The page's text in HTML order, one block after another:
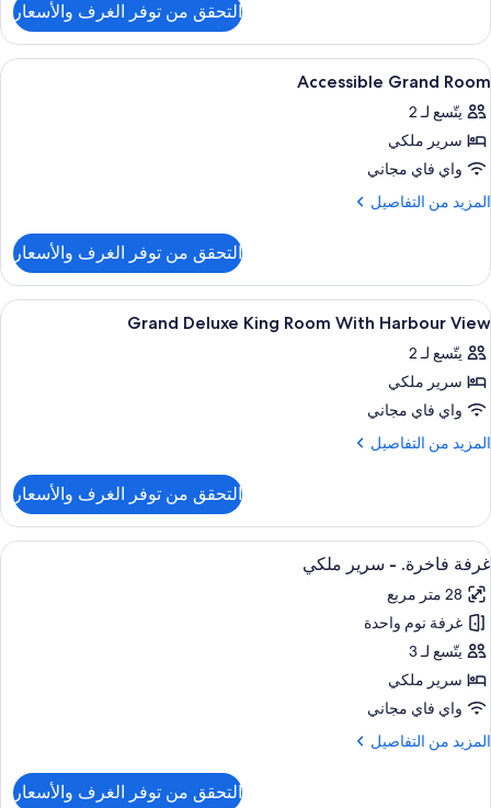
Grand
Accessible
King
التحقق من توفر الغرف والأسعار
استعراض
جميع
صور
Accessible
Grand
Room
ملاءات للفراش لا تسبب الحساسية وميني
9
Accessible Grand Room
يتّسع لـ 2
سرير ملكي
واي فاي مجاني
المزيد من التفاصيل
المزيد
Accessible
Grand
Room
التحقق من توفر الغرف والأسعار
استعراض
جميع
صور
Grand
Deluxe
King
Harbour
View
ملاءات للفراش لا تسبب الحساسية وميني
5
Grand Deluxe King Room With Harbour View
يتّسع لـ 2
سرير ملكي
واي فاي مجاني
المزيد من التفاصيل
المزيد
Grand
Deluxe
King
Room
With
Harbour
View
التحقق من توفر الغرف والأسعار
استعراض
جميع
صور
غرفة
فاخرة.
-
سرير
ملكي
ملاءات للفراش لا تسبب الحساسية وميني
7
غرفة فاخرة. - سرير ملكي
28 متر مربع
غرفة نوم واحدة
يتّسع لـ 3
سرير ملكي
واي فاي مجاني
المزيد من التفاصيل
المزيد
التحقق من توفر الغرف والأسعار